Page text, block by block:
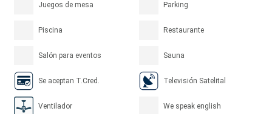
Juegos de mesa Parking
Piscina Restaurante
Salón para eventos Sauna
Se aceptan T.Cred. Televisión Satelital
Ventilador We speak english